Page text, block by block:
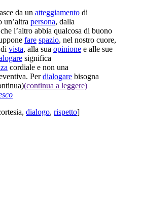
da un atteggiamento di
un’altra persona, dalla
che l’altro abbia qualcosa di buono
fare spazio, nel nostro cuore,
vista, alla sua opinione e alle sue
significa
cordiale e non una
Perdialogare bisogna
(continua a leggere)
, dialogo, rispetto]